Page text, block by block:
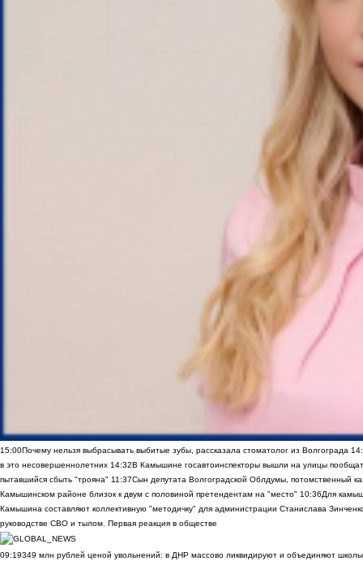
15:00Почему нельзя выбрасывать выбитые зубы, рассказала стоматолог из Волгограда
в это несовершеннолетних 14:32В Камышине госавтоинспекторы вышли на улицы
пытавшийся сбыть "трояна" 11:37Сын депутата Волгоградской Облдумы, потомственный
Камышинском районе близок к двум с половиной претендентам на "место" 10:36Для
Камышина составляют коллективную "методичку" для администрации Станислава
руководстве СВО и тылом. Первая реакция в обществе
09:19349 млн рублей ценой увольнений: в ДНР массово ликвидируют и объединяют